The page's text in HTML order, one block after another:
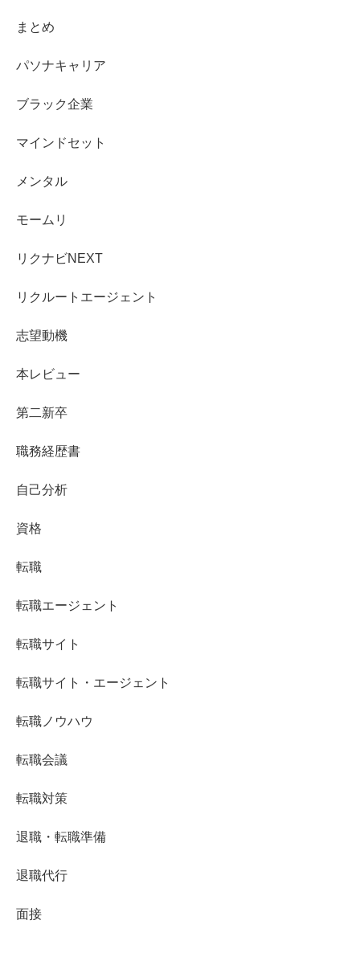
まとめ
パソナキャリア
ブラック企業
マインドセット
メンタル
モームリ
リクナビNEXT
リクルートエージェント
志望動機
本レビュー
第二新卒
職務経歴書
自己分析
資格
転職
転職エージェント
転職サイト
転職サイト・エージェント
転職ノウハウ
転職会議
転職対策
退職・転職準備
退職代行
面接